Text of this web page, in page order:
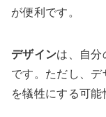
が便利です。
デザインは、自分
です。ただし、
を犠牲にする可能